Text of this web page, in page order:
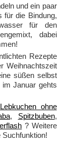
und ein paar
für die Bindung,
für den
dabei
Rezepte
Weihnachtszeit
süßen selbst
Januar gehts
Lebkuchen ohne
, Spitzbuben,
? Weitere